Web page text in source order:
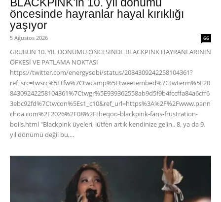
öncesinde hayranlar hayal kırıklığı
yaşıyor
5 Ağustos 2026 66
GRUBUN 10. YIL DÖNÜMÜ ÖNCESİNDE BLACKPINK HAYRANLARININ
ÖFKESİ VE PATLAMA NOKTASI
https://twitter.com/energysobi/status/2084309242258104361?
ref_src=twsrc%5Etfw%7Ctwcamp%5Etweetembed%7Ctwterm%5E20
84309242258104361%7Ctwgr%5E939362558ab9d5f9b4fccffa84a6cff6
3ebc92fd%7Ctwcon%5Es1_c10&ref_url=https%3A%2F%2Fwww.pann
choa.com%2F2026%2F08%2Ftheqoo-blackpink-fans-frustration-
boils.html "Blackpink üyeleri, lütfen artık kendinize gelin.. 8. ya da 9.
yıl dönümü değil bu,...